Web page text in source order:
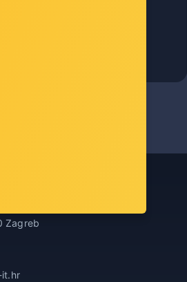
TEHNOLOGIJA
Zagreb
it.hr